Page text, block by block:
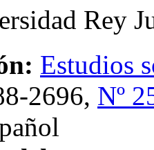
Rey
Estudios
2696, Nº